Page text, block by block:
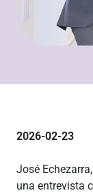
2026-02-23
José
una entrevista